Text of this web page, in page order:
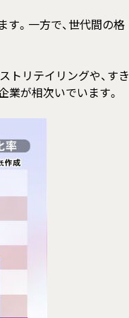
。一方で、世代間の格
トリテイリングや、すき
業が相次いでいます。